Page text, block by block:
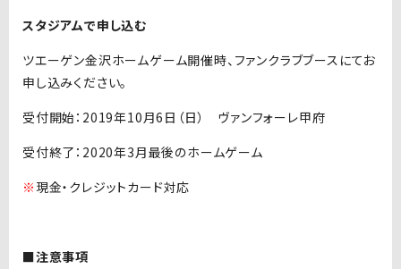
スタジアムで申し込む
ツエーゲン金沢ホームゲーム開催時、ファンクラブブースにてお
申し込みください。
受付開始：2019年10月6日（日） ヴァンフォーレ甲府
受付終了：2020年3月最後のホームゲーム
※ 現金・クレジットカード対応
■注意事項